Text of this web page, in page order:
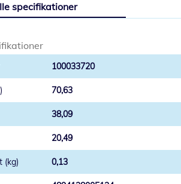
specifikationer
100033720
70,63
38,09
20,49
0,13